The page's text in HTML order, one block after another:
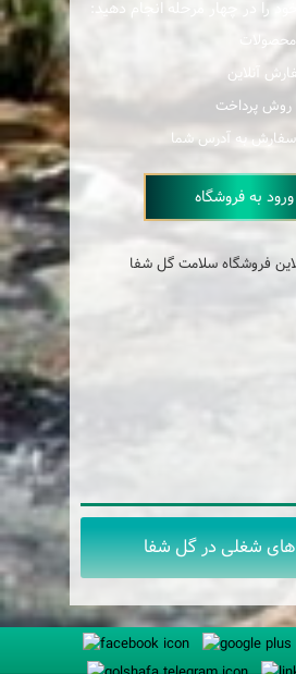
را در چهار مرحله انجام دهید:
آنلاین
روش پرداخت
به آدرس شما
ورود به فروشگاه
شغلی در گل شفا